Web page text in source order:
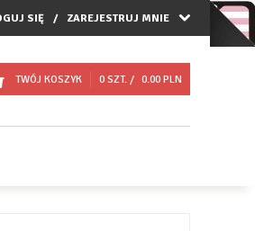
SIĘ ZAREJESTRUJ MNIE
TWÓJ KOSZYK 0 SZT. / 0.00 PLN